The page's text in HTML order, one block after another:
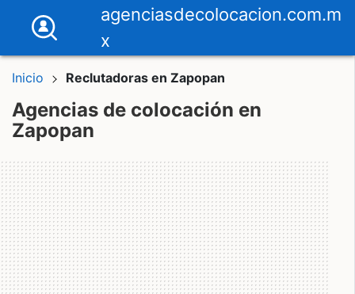
agenciasdecolocacion.com.m
x
Inicio Reclutadoras en Zapopan
Agencias de colocación en
Zapopan